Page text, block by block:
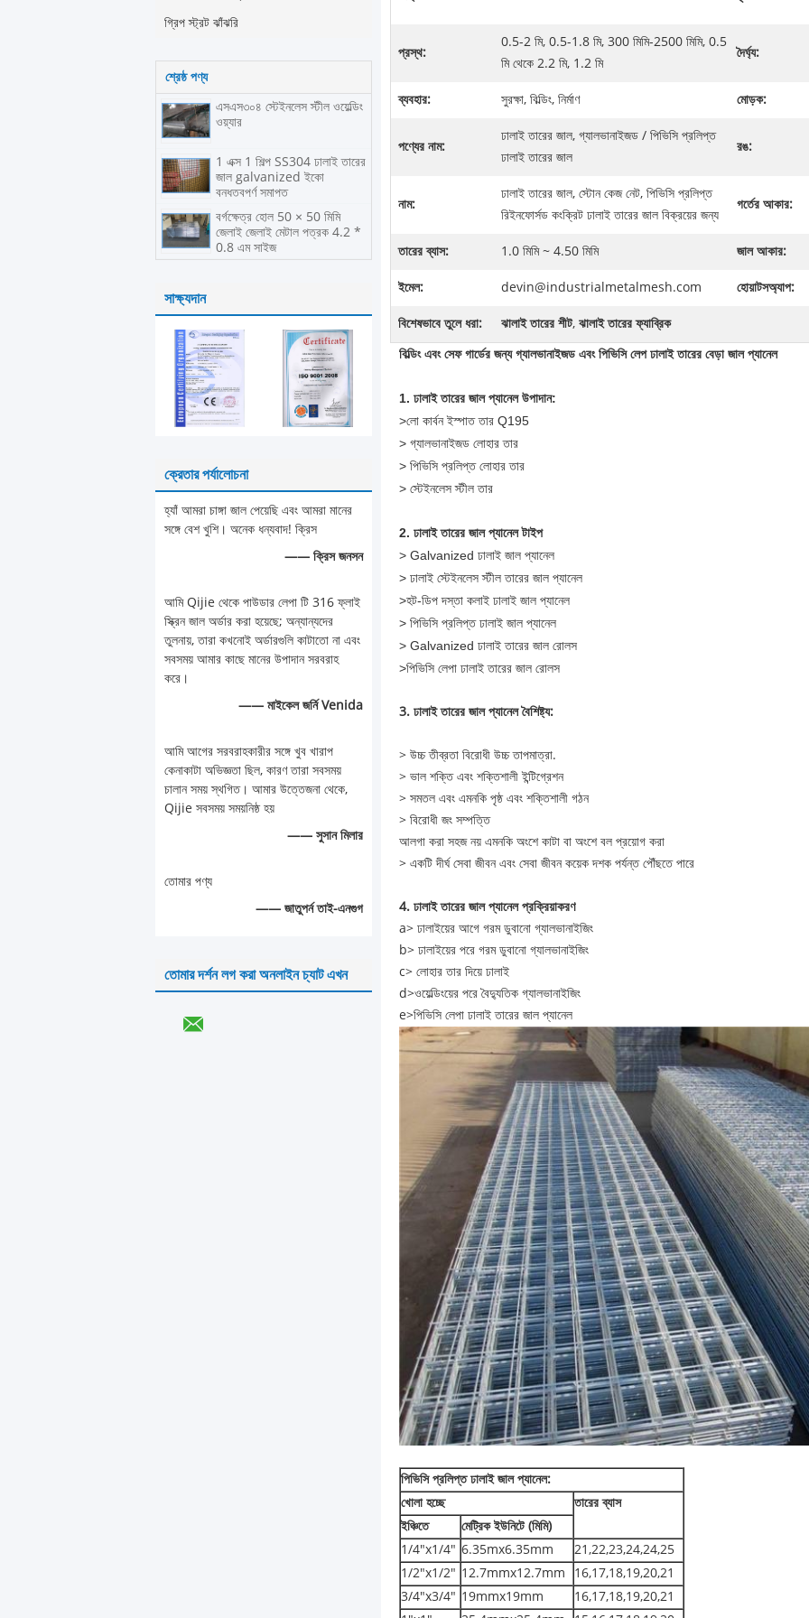
গ্রিপ স্ট্রট ঝাঁঝরি
শ্রেষ্ঠ পণ্য
এসএস৩০৪ স্টেইনলেস স্টীল ওয়েল্ডিং
ওয়্যার
1 এক্স 1 শিল্প SS304 ঢালাই তারের
জাল galvanized ইকো
বন্ধুত্বপূর্ণ সমাপ্ত
বর্গক্ষেত্র হোল 50 × 50 মিমি
জেলাই জেলাই মেটাল পত্রক 4.2 *
0.8 এম সাইজ
সাক্ষ্যদান
ক্রেতার পর্যালোচনা
হ্যাঁ আমরা চাঙ্গা জাল পেয়েছি এবং আমরা মানের
সঙ্গে বেশ খুশি। অনেক ধন্যবাদ! ক্রিস
—— ক্রিস জনসন
আমি Qijie থেকে পাউডার লেপা টি 316 ফ্লাই
স্ক্রিন জাল অর্ডার করা হয়েছে; অন্যান্যদের
তুলনায়, তারা কখনোই অর্ডারগুলি কাটাতো না এবং
সবসময় আমার কাছে মানের উপাদান সরবরাহ
করে।
—— মাইকেল জর্নি Venida
আমি আগের সরবরাহকারীর সঙ্গে খুব খারাপ
কেনাকাটা অভিজ্ঞতা ছিল, কারণ তারা সবসময়
চালান সময় স্থগিত। আমার উত্তেজনা থেকে,
Qijie সবসময় সময়নিষ্ঠ হয়
—— সুসান মিলার
তোমার পণ্য
—— জাতুপর্ন তাই-এনগুগ
তোমার দর্শন লগ করা অনলাইন চ্যাট এখন
প্রস্থ:
0.5-2 মি, 0.5-1.8 মি, 300 মিমি-2500 মিমি, 0.5
মি থেকে 2.2 মি, 1.2 মি
দৈর্ঘ্য:
ব্যবহার: সুরক্ষা, বিল্ডিং, নির্মাণ মোড়ক:
পণ্যের নাম:
ঢালাই তারের জাল, গ্যালভানাইজড / পিভিসি প্রলিপ্ত
ঢালাই তারের জাল
রঙ:
নাম:
ঢালাই তারের জাল, স্টোন কেজ নেট, পিভিসি প্রলিপ্ত
রিইনফোর্সড কংক্রিট ঢালাই তারের জাল বিক্রয়ের জন্য
গর্তের আকার:
তারের ব্যাস: 1.0 মিমি ~ 4.50 মিমি জাল আকার:
ইমেল: devin@industrialmetalmesh.com হোয়াটসঅ্যাপ:
বিশেষভাবে তুলে ধরা: ঝালাই তারের শীট, ঝালাই তারের ফ্যাব্রিক
বিল্ডিং এবং সেফ গার্ডের জন্য গ্যালভানাইজড এবং পিভিসি লেপ ঢালাই তারের বেড়া জাল প্যানেল
1. ঢালাই তারের জাল প্যানেল উপাদান:
>লো কার্বন ইস্পাত তার Q195
> গ্যালভানাইজড লোহার তার
> পিভিসি প্রলিপ্ত লোহার তার
> স্টেইনলেস স্টীল তার
2. ঢালাই তারের জাল প্যানেল টাইপ
> Galvanized ঢালাই জাল প্যানেল
> ঢালাই স্টেইনলেস স্টীল তারের জাল প্যানেল
>হট-ডিপ দস্তা কলাই ঢালাই জাল প্যানেল
> পিভিসি প্রলিপ্ত ঢালাই জাল প্যানেল
> Galvanized ঢালাই তারের জাল রোলস
>পিভিসি লেপা ঢালাই তারের জাল রোলস
3. ঢালাই তারের জাল প্যানেল বৈশিষ্ট্য:
> উচ্চ তীব্রতা বিরোধী উচ্চ তাপমাত্রা.
> ভাল শক্তি এবং শক্তিশালী ইন্টিগ্রেশন
> সমতল এবং এমনকি পৃষ্ঠ এবং শক্তিশালী গঠন
> বিরোধী জং সম্পত্তি
আলগা করা সহজ নয় এমনকি অংশে কাটা বা অংশে বল প্রয়োগ করা
> একটি দীর্ঘ সেবা জীবন এবং সেবা জীবন কয়েক দশক পর্যন্ত পৌঁছতে পারে
4. ঢালাই তারের জাল প্যানেল প্রক্রিয়াকরণ
a> ঢালাইয়ের আগে গরম ডুবানো গ্যালভানাইজিং
b> ঢালাইয়ের পরে গরম ডুবানো গ্যালভানাইজিং
c> লোহার তার দিয়ে ঢালাই
d>ওয়েল্ডিংয়ের পরে বৈদ্যুতিক গ্যালভানাইজিং
e>পিভিসি লেপা ঢালাই তারের জাল প্যানেল
পিভিসি প্রলিপ্ত ঢালাই জাল প্যানেল:
খোলা হচ্ছে
তারের ব্যাস
ইঞ্চিতে
মেট্রিক ইউনিটে (মিমি)
1/4"x1/4" 6.35mx6.35mm
21,22,23,24,24,25
1/2"x1/2" 12.7mmx12.7mm
16,17,18,19,20,21
3/4"x3/4" 19mmx19mm
16,17,18,19,20,21